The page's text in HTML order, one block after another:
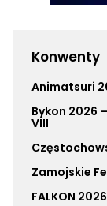
Konwenty
Animatsuri
Bykon 2026
VIII
Zamojskie
FALKON